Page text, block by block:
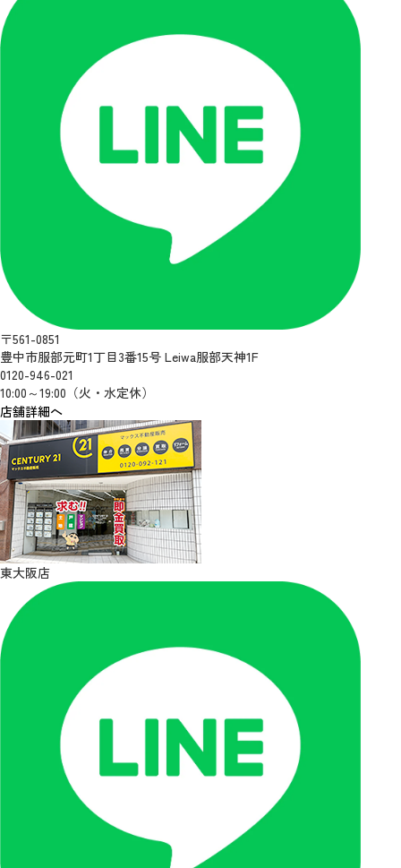
〒561-0851
豊中市服部元町1丁目3番15号 Leiwa服部天神1F
0120-946-021
10:00～19:00（火・水定休）
店舗詳細へ
東大阪店